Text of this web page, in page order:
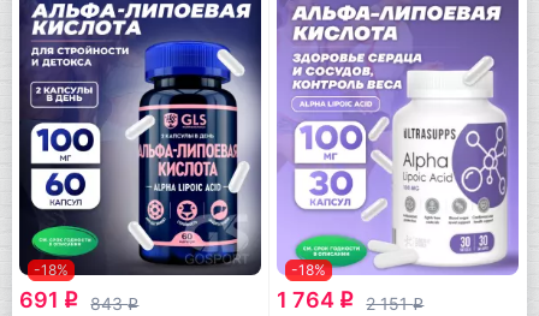
-18%
691 q 843q
-18%
1 764 q 2 151q